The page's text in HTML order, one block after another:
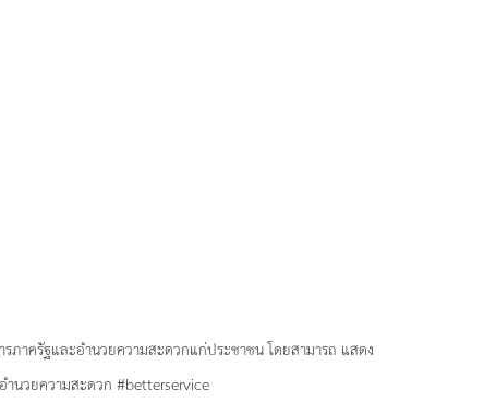
ภาครัฐและอำนวยความสะดวกแก่ประชาชน โดยสามารถ แสดง
นวยความสะดวก #betterservice